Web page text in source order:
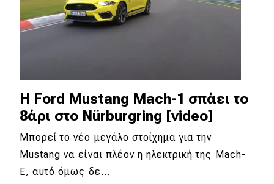
H Ford Μustang Mach-1 σπάει το
8άρι στο Nürburgring [video]
Μπορεί το νέο μεγάλο στοίχημα για την
Mustang να είναι πλέον η ηλεκτρική της Mach-
E, αυτό όμως δε…